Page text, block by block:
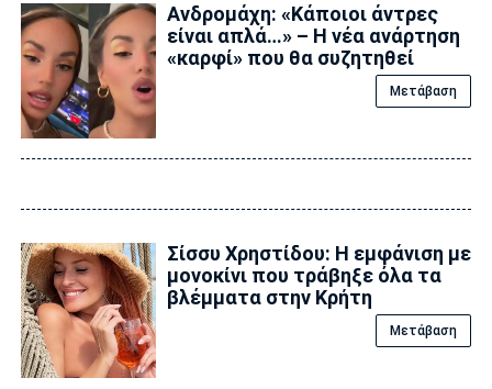
Ανδρομάχη: «Κάποιοι άντρες
είναι απλά…» – Η νέα ανάρτηση
«καρφί» που θα συζητηθεί
Μετάβαση
Σίσσυ Χρηστίδου: Η εμφάνιση με
μονοκίνι που τράβηξε όλα τα
βλέμματα στην Κρήτη
Μετάβαση